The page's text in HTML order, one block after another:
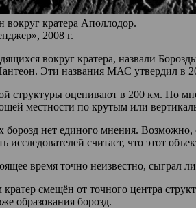
вокруг кратера Аполлодор.
2008 г.
вокруг кратера, назвали
Эти названия МАС утвердил в
структуры оценивают в 200 км. По
местности по крутым или
нет единого мнения. Возможно,
исследователей считает, что этот
время точно неизвестно, сыграл
смещён от точного центра
образования борозд.